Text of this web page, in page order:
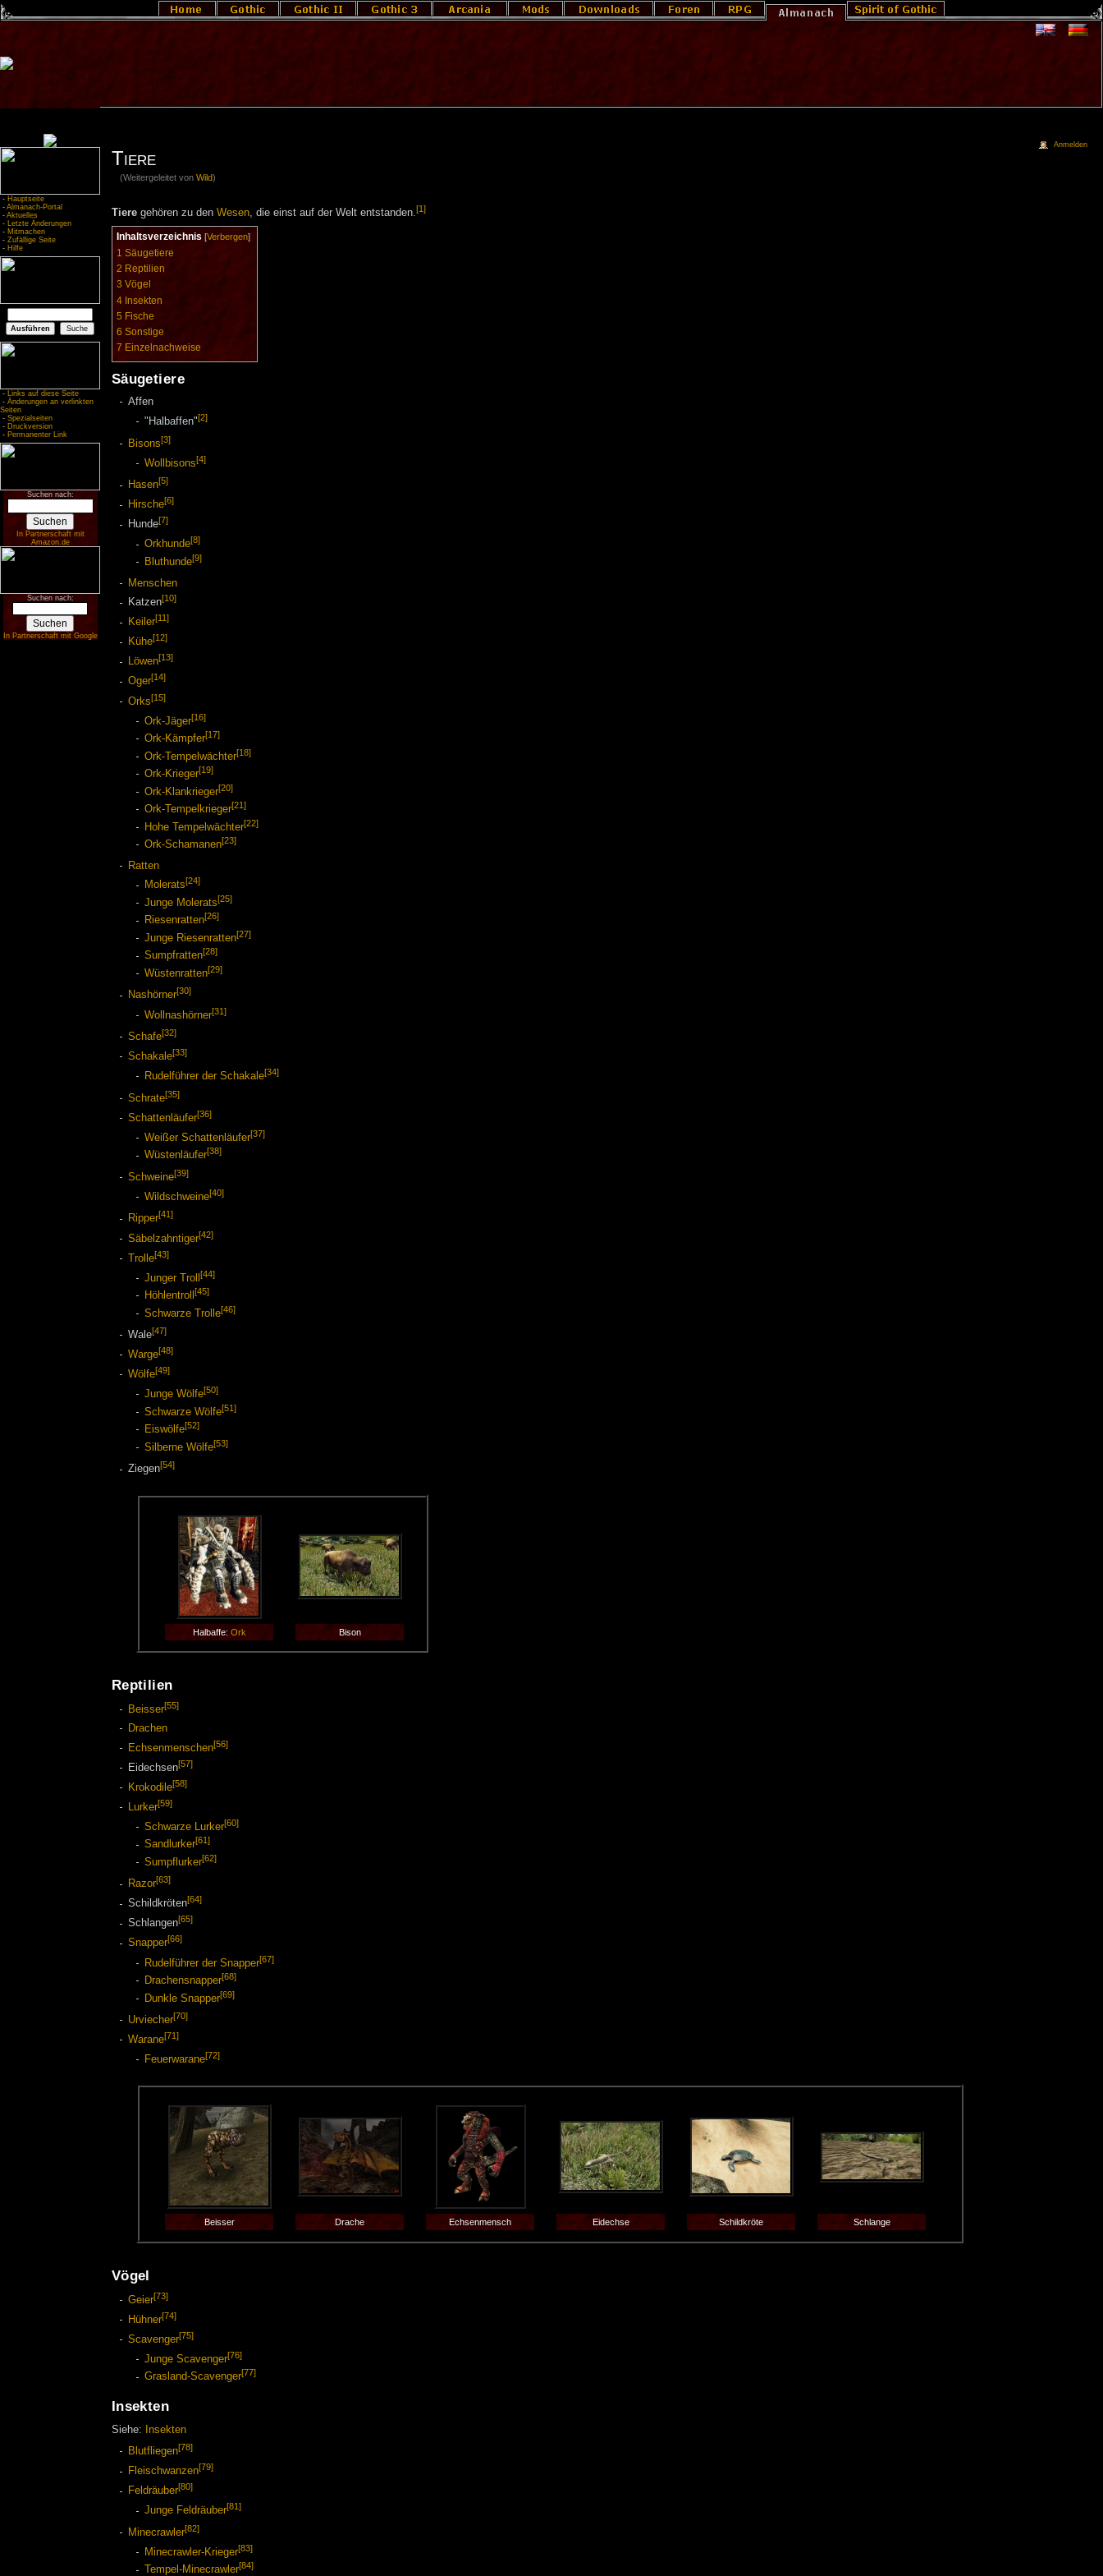
- Hauptseite
- Almanach-Portal
- Aktuelles
- Letzte Änderungen
- Mitmachen
- Zufällige Seite
- Hilfe
- Links auf diese Seite
- Änderungen an verlinkten
Seiten
- Spezialseiten
- Druckversion
- Permanenter Link
Suchen nach:
In Partnerschaft mit
Amazon.de
Suchen nach:
In Partnerschaft mit Google
Tiere
(Weitergeleitet vonWild)
Tieregehören zu den Wesen, die einst auf der Welt entstanden.[1]
Inhaltsverzeichnis [Verbergen]
1 Säugetiere
2 Reptilien
3 Vögel
4 Insekten
5 Fische
6 Sonstige
7 Einzelnachweise
Säugetiere
Affen
"Halbaffen"[2]
Bisons[3]
Wollbisons[4]
Hasen[5]
Hirsche[6]
Hunde[7]
Orkhunde[8]
Bluthunde[9]
Menschen
Katzen[10]
Keiler[11]
Kühe[12]
Löwen[13]
Oger[14]
Orks[15]
Ork-Jäger[16]
Ork-Kämpfer[17]
Ork-Tempelwächter[18]
Ork-Krieger[19]
Ork-Klankrieger[20]
Ork-Tempelkrieger[21]
Hohe Tempelwächter[22]
Ork-Schamanen[23]
Ratten
Molerats[24]
Junge Molerats[25]
Riesenratten[26]
Junge Riesenratten[27]
Sumpfratten[28]
Wüstenratten[29]
Nashörner[30]
Wollnashörner[31]
Schafe[32]
Schakale[33]
Rudelführer der Schakale[34]
Schrate[35]
Schattenläufer[36]
Weißer Schattenläufer[37]
Wüstenläufer[38]
Schweine[39]
Wildschweine[40]
Ripper[41]
Säbelzahntiger[42]
Trolle[43]
Junger Troll[44]
Höhlentroll[45]
Schwarze Trolle[46]
Wale[47]
Warge[48]
Wölfe[49]
Junge Wölfe[50]
Schwarze Wölfe[51]
Eiswölfe[52]
Silberne Wölfe[53]
Ziegen[54]
Halbaffe: Ork Bison
Reptilien
Beisser[55]
Drachen
Echsenmenschen[56]
Eidechsen[57]
Krokodile[58]
Lurker[59]
Schwarze Lurker[60]
Sandlurker[61]
Sumpflurker[62]
Razor[63]
Schildkröten[64]
Schlangen[65]
Snapper[66]
Rudelführer der Snapper[67]
Drachensnapper[68]
Dunkle Snapper[69]
Urviecher[70]
Warane[71]
Feuerwarane[72]
Beisser Drache Echsenmensch Eidechse Schildkröte Schlange
Vögel
Geier[73]
Hühner[74]
Scavenger[75]
Junge Scavenger[76]
Grasland-Scavenger[77]
Insekten
Siehe:
Insekten
Blutfliegen[78]
Fleischwanzen[79]
Feldräuber[80]
Junge Feldräuber[81]
Minecrawler[82]
Minecrawler-Krieger[83]
Tempel-Minecrawler[84]
Anmelden